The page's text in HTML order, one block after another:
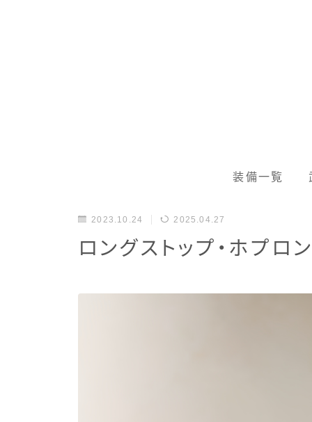
装備一覧
2023.10.24 2025.04.27
ロングストップ・ホプロ